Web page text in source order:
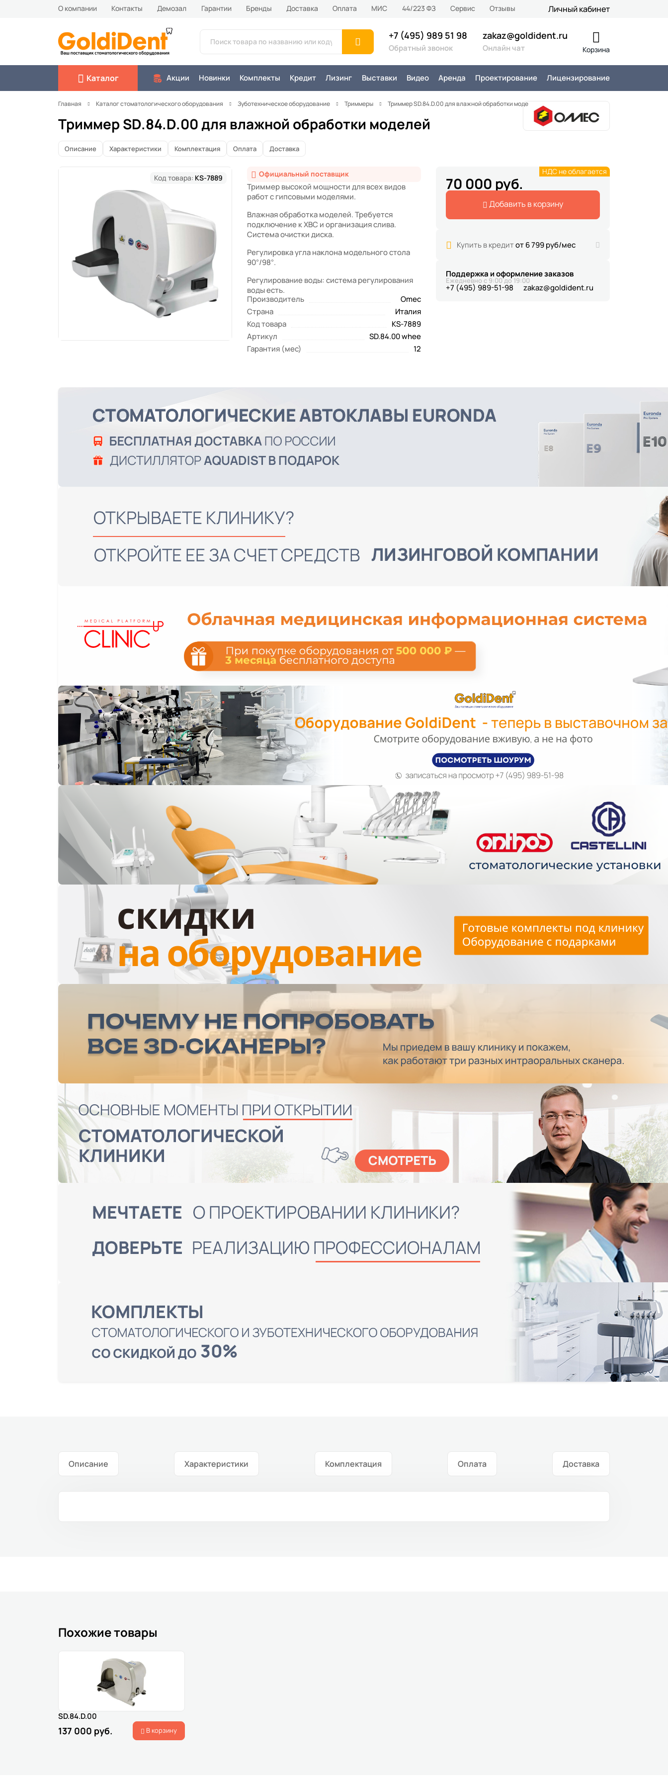
О компании Контакты Демозал Гарантии Бренды Доставка Оплата MИС 44/223 ФЗ Сервис Отзывы Личный кабинет
+7 (495) 989 51 98
Обратный звонок
zakaz@goldident.ru
Онлайн чат Корзина
Каталог Акции Новинки Комплекты Кредит Лизинг Выставки Видео Аренда Проектирование Лицензирование
Главная Каталог стоматологического оборудования Зуботехническое оборудование Триммеры Триммер SD.84.D.00 для влажной обработки моделей
Триммер SD.84.D.00 для влажной обработки моделей
Описание Характеристики Комплектация Оплата Доставка
Код товара: KS-7889 Официальный поставщик
Триммер высокой мощности для всех видов
работ с гипсовыми моделями.
Влажная обработка моделей. Требуется
подключение к ХВС и организация слива.
Система очистки диска.
Регулировка угла наклона модельного стола
90°/98°.
Регулирование воды: система регулирования
воды есть.
Производитель
Omec
Страна
Италия
Код товара
KS-7889
Артикул
SD.84.00 whee
Гарантия (мес)
12
70 000 руб.
Добавить в корзину
НДС не облагается
Купить в кредитот 6 799 руб/мес
Поддержка и оформление заказов
Ежедневно с 9:00 до 19:00
+7 (495) 989-51-98 zakaz@goldident.ru
Описание Характеристики Комплектация Оплата Доставка
Похожие товары
SD.84.D.00
137 000 руб. В корзину